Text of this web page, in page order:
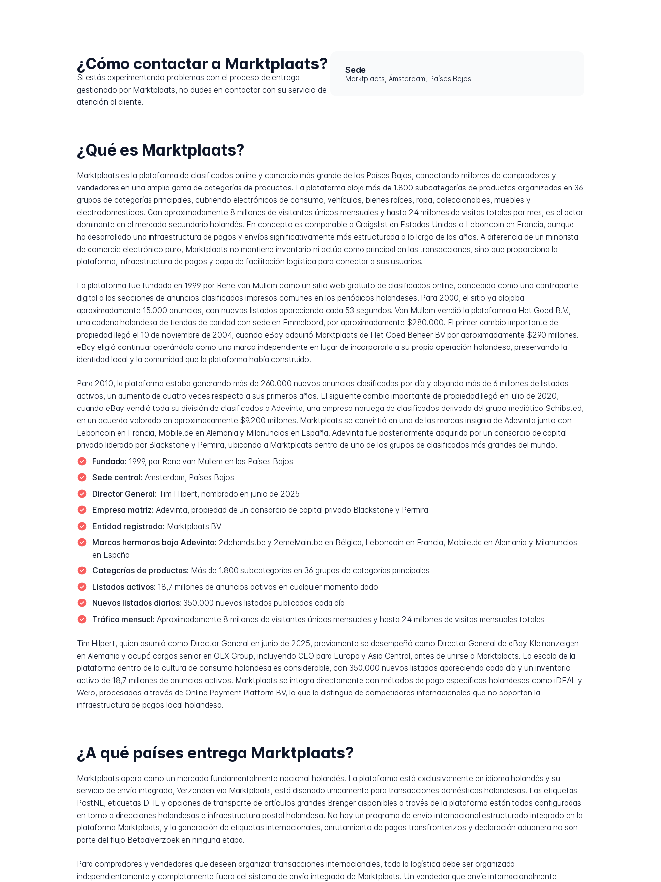
¿Cómo contactar a Marktplaats?
Si estás experimentando problemas con el proceso de entrega
gestionado por Marktplaats, no dudes en contactar con su servicio de
atención al cliente.
Sede
Marktplaats, Ámsterdam, Países Bajos
¿Qué es Marktplaats?
Marktplaats es la plataforma de clasificados online y comercio más grande de los Países Bajos, conectando millones de compradores y
vendedores en una amplia gama de categorías de productos. La plataforma aloja más de 1.800 subcategorías de productos organizadas en 36
grupos de categorías principales, cubriendo electrónicos de consumo, vehículos, bienes raíces, ropa, coleccionables, muebles y
electrodomésticos. Con aproximadamente 8 millones de visitantes únicos mensuales y hasta 24 millones de visitas totales por mes, es el actor
dominante en el mercado secundario holandés. En concepto es comparable a Craigslist en Estados Unidos o Leboncoin en Francia, aunque
ha desarrollado una infraestructura de pagos y envíos significativamente más estructurada a lo largo de los años. A diferencia de un minorista
de comercio electrónico puro, Marktplaats no mantiene inventario ni actúa como principal en las transacciones, sino que proporciona la
plataforma, infraestructura de pagos y capa de facilitación logística para conectar a sus usuarios.
La plataforma fue fundada en 1999 por Rene van Mullem como un sitio web gratuito de clasificados online, concebido como una contraparte
digital a las secciones de anuncios clasificados impresos comunes en los periódicos holandeses. Para 2000, el sitio ya alojaba
aproximadamente 15.000 anuncios, con nuevos listados apareciendo cada 53 segundos. Van Mullem vendió la plataforma a Het Goed B.V.,
una cadena holandesa de tiendas de caridad con sede en Emmeloord, por aproximadamente $280.000. El primer cambio importante de
propiedad llegó el 10 de noviembre de 2004, cuando eBay adquirió Marktplaats de Het Goed Beheer BV por aproximadamente $290 millones.
eBay eligió continuar operándola como una marca independiente en lugar de incorporarla a su propia operación holandesa, preservando la
identidad local y la comunidad que la plataforma había construido.
Para 2010, la plataforma estaba generando más de 260.000 nuevos anuncios clasificados por día y alojando más de 6 millones de listados
activos, un aumento de cuatro veces respecto a sus primeros años. El siguiente cambio importante de propiedad llegó en julio de 2020,
cuando eBay vendió toda su división de clasificados a Adevinta, una empresa noruega de clasificados derivada del grupo mediático Schibsted,
en un acuerdo valorado en aproximadamente $9.200 millones. Marktplaats se convirtió en una de las marcas insignia de Adevinta junto con
Leboncoin en Francia, Mobile.de en Alemania y Milanuncios en España. Adevinta fue posteriormente adquirida por un consorcio de capital
privado liderado por Blackstone y Permira, ubicando a Marktplaats dentro de uno de los grupos de clasificados más grandes del mundo.
Fundada: 1999, por Rene van Mullem en los Países Bajos
Sede central: Amsterdam, Países Bajos
Director General: Tim Hilpert, nombrado en junio de 2025
Empresa matriz: Adevinta, propiedad de un consorcio de capital privado Blackstone y Permira
Entidad registrada: Marktplaats BV
Marcas hermanas bajo Adevinta: 2dehands.be y 2emeMain.be en Bélgica, Leboncoin en Francia, Mobile.de en Alemania y Milanuncios
en España
Categorías de productos: Más de 1.800 subcategorías en 36 grupos de categorías principales
Listados activos: 18,7 millones de anuncios activos en cualquier momento dado
Nuevos listados diarios: 350.000 nuevos listados publicados cada día
Tráfico mensual: Aproximadamente 8 millones de visitantes únicos mensuales y hasta 24 millones de visitas mensuales totales
Tim Hilpert, quien asumió como Director General en junio de 2025, previamente se desempeñó como Director General de eBay Kleinanzeigen
en Alemania y ocupó cargos senior en OLX Group, incluyendo CEO para Europa y Asia Central, antes de unirse a Marktplaats. La escala de la
plataforma dentro de la cultura de consumo holandesa es considerable, con 350.000 nuevos listados apareciendo cada día y un inventario
activo de 18,7 millones de anuncios activos. Marktplaats se integra directamente con métodos de pago específicos holandeses como iDEAL y
Wero, procesados a través de Online Payment Platform BV, lo que la distingue de competidores internacionales que no soportan la
infraestructura de pagos local holandesa.
¿A qué países entrega Marktplaats?
Marktplaats opera como un mercado fundamentalmente nacional holandés. La plataforma está exclusivamente en idioma holandés y su
servicio de envío integrado, Verzenden via Marktplaats, está diseñado únicamente para transacciones domésticas holandesas. Las etiquetas
PostNL, etiquetas DHL y opciones de transporte de artículos grandes Brenger disponibles a través de la plataforma están todas configuradas
en torno a direcciones holandesas e infraestructura postal holandesa. No hay un programa de envío internacional estructurado integrado en la
plataforma Marktplaats, y la generación de etiquetas internacionales, enrutamiento de pagos transfronterizos y declaración aduanera no son
parte del flujo Betaalverzoek en ninguna etapa.
Para compradores y vendedores que deseen organizar transacciones internacionales, toda la logística debe ser organizada
independientemente y completamente fuera del sistema de envío integrado de Marktplaats. Un vendedor que envíe internacionalmente